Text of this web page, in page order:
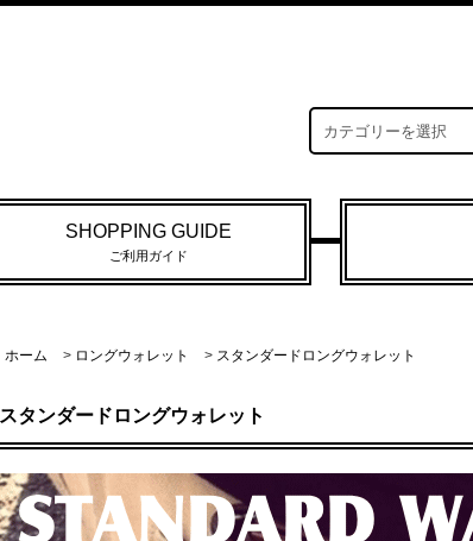
SHOPPING GUIDE
ご利用ガイド
ホーム > ロングウォレット > スタンダードロングウォレット
スタンダードロングウォレット